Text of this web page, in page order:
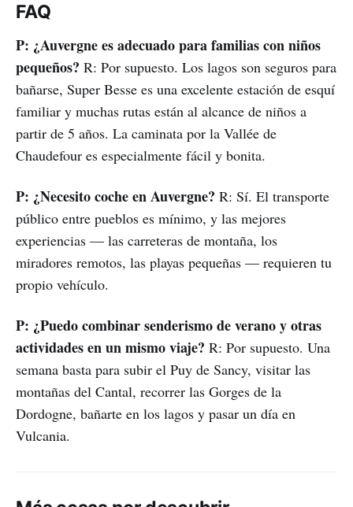
FAQ
P: ¿Auvergne es adecuado para familias con niños
pequeños? R: Por supuesto. Los lagos son seguros para
bañarse, Super Besse es una excelente estación de esquí
familiar y muchas rutas están al alcance de niños a
partir de 5 años. La caminata por la Vallée de
Chaudefour es especialmente fácil y bonita.
P: ¿Necesito coche en Auvergne? R: Sí. El transporte
público entre pueblos es mínimo, y las mejores
experiencias — las carreteras de montaña, los
miradores remotos, las playas pequeñas — requieren tu
propio vehículo.
P: ¿Puedo combinar senderismo de verano y otras
actividades en un mismo viaje? R: Por supuesto. Una
semana basta para subir el Puy de Sancy, visitar las
montañas del Cantal, recorrer las Gorges de la
Dordogne, bañarte en los lagos y pasar un día en
Vulcania.